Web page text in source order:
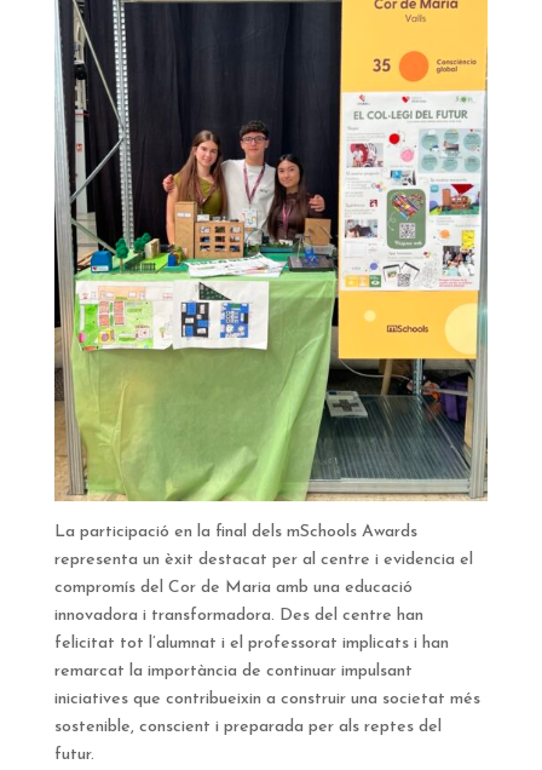
La participació en la final dels mSchools Awards
representa un èxit destacat per al centre i evidencia el
compromís del Cor de Maria amb una educació
innovadora i transformadora. Des del centre han
felicitat tot l’alumnat i el professorat implicats i han
remarcat la importància de continuar impulsant
iniciatives que contribueixin a construir una societat més
sostenible, conscient i preparada per als reptes del
futur.